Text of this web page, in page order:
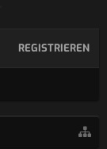
REGISTRIEREN